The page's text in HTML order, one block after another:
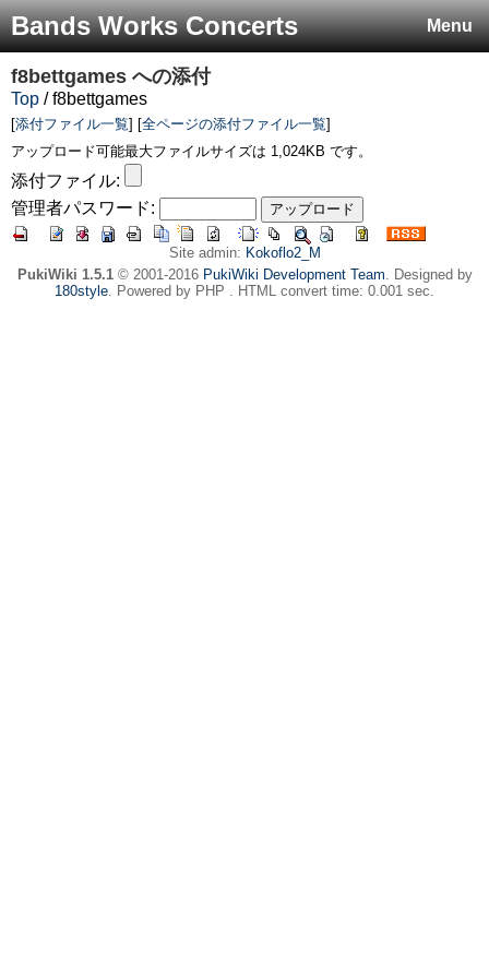
Menu
Bands Works Concerts
f8bettgames への添付
Top / f8bettgames
[添付ファイル一覧] [全ページの添付ファイル一覧]
アップロード可能最大ファイルサイズは 1,024KB です。
添付ファイル:
管理者パスワード:
Site admin: Kokoflo2_M
PukiWiki 1.5.1© 2001-2016 PukiWiki Development Team. Designed by
180style. Powered by PHP . HTML convert time: 0.001 sec.